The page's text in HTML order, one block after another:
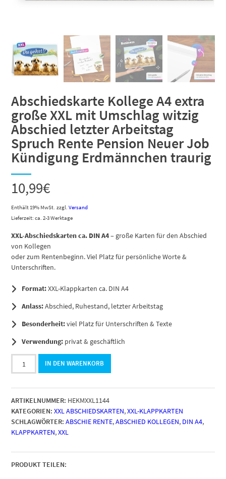
Abschiedskarte Kollege A4 extra
große XXL mit Umschlag witzig
Abschied letzter Arbeitstag
Spruch Rente Pension Neuer Job
Kündigung Erdmännchen traurig
10,99€
Enthält 19% MwSt. zzgl.Versand
Lieferzeit: ca. 2-3 Werktage
XXL-Abschiedskarten ca. DIN A4– große Karten für den Abschied
von Kollegen
oder zum Rentenbeginn. Viel Platz für persönliche Worte &
Unterschriften.
Format:XXL-Klappkarten ca. DIN A4
Anlass:Abschied, Ruhestand, letzter Arbeitstag
Besonderheit:viel Platz für Unterschriften & Texte
Verwendung: privat & geschäftlich
Abschiedskarte
Kollege
extra
große
XXL
mit
Umschlag
Abschied
letzter
IN DEN WARENKORB
ARTIKELNUMMER: HEKMXXL1144
KATEGORIEN: XXL ABSCHIEDSKARTEN,XXL-KLAPPKARTEN
SCHLAGWÖRTER: ABSCHIE RENTE,ABSCHIED KOLLEGEN, DIN A4,
KLAPPKARTEN,XXL
PRODUKT TEILEN: